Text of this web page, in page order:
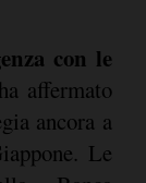
con le
ha affermato
ancora a
Le